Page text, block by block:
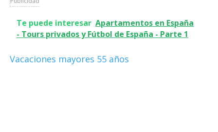
Te puede interesar Apartamentos en España
- Tours privados y Fútbol de España - Parte 1
Vacaciones mayores 55 años